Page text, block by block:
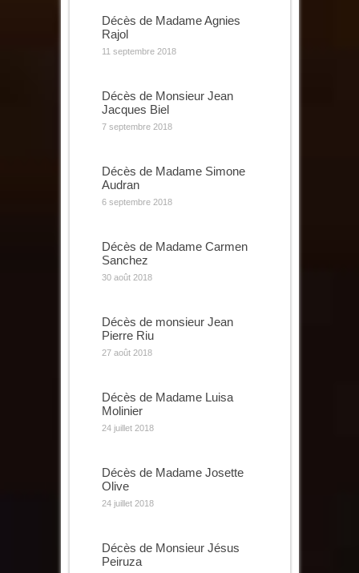
Décès de Madame Agnies
Rajol
11 septembre 2018
Décès de Monsieur Jean
Jacques Biel
7 septembre 2018
Décès de Madame Simone
Audran
6 septembre 2018
Décès de Madame Carmen
Sanchez
30 août 2018
Décès de monsieur Jean
Pierre Riu
27 août 2018
Décès de Madame Luisa
Molinier
24 juillet 2018
Décès de Madame Josette
Olive
24 juillet 2018
Décès de Monsieur Jésus
Peiruza